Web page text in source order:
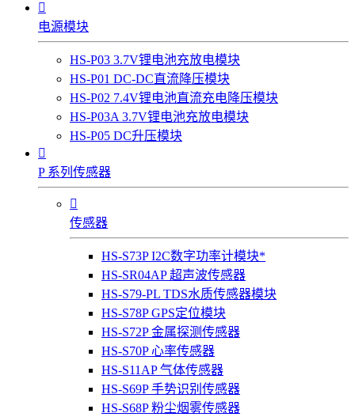

电源模块
HS-P03 3.7V锂电池充放电模块
HS-P01 DC-DC直流降压模块
HS-P02 7.4V锂电池直流充电降压模块
HS-P03A 3.7V锂电池充放电模块
HS-P05 DC升压模块

P 系列传感器

传感器
HS-S73P I2C数字功率计模块*
HS-SR04AP 超声波传感器
HS-S79-PL TDS水质传感器模块
HS-S78P GPS定位模块
HS-S72P 金属探测传感器
HS-S70P 心率传感器
HS-S11AP 气体传感器
HS-S69P 手势识别传感器
HS-S68P 粉尘烟雾传感器